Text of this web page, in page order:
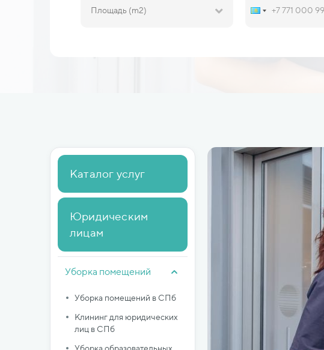
Площадь (m2)
Каталог услуг
Юридическим
лицам
Уборка помещений
Уборка помещений в СПб
Клининг для юридических
лиц в СПб